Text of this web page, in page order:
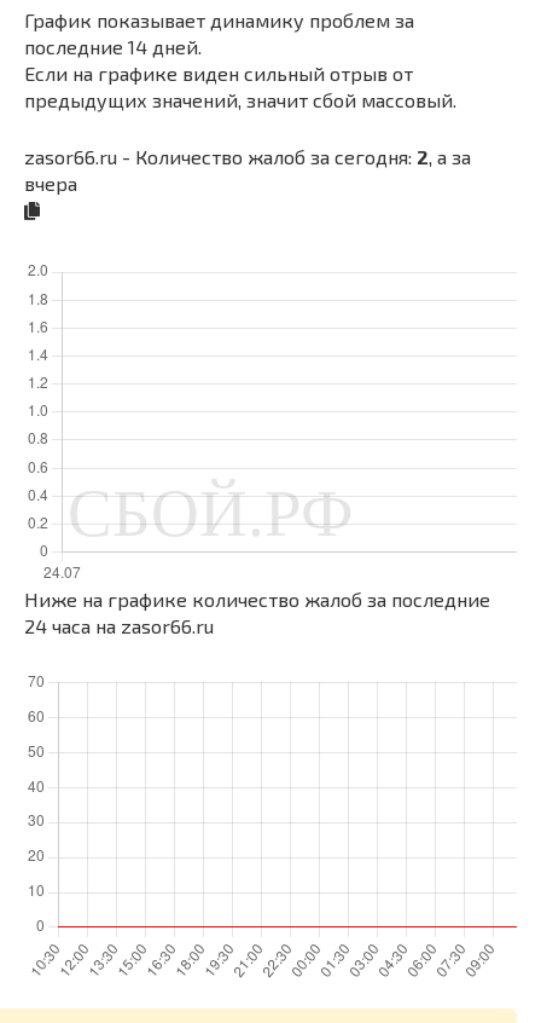
График показывает динамику проблем за
последние 14 дней.
Если на графике виден сильный отрыв от
предыдущих значений, значит сбой массовый.
zasor66.ru - Количество жалоб за сегодня: 2 , а за
вчера
Ниже на графике количество жалоб за последние
24 часа на zasor66.ru